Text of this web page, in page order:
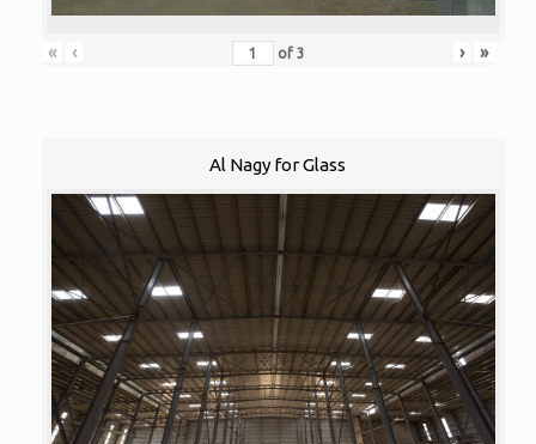
« ‹ of 3 › »
Al Nagy for Glass